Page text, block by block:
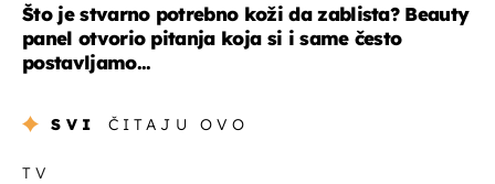
Što je stvarno potrebno koži da zablista? Beauty
panel otvorio pitanja koja si i same često
postavljamo...
SVI ČITAJU OVO
TV